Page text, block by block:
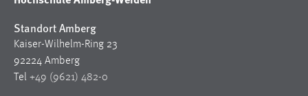
Standort Amberg
Kaiser-Wilhelm-Ring 23
92224 Amberg
Tel +49 (9621) 482-0